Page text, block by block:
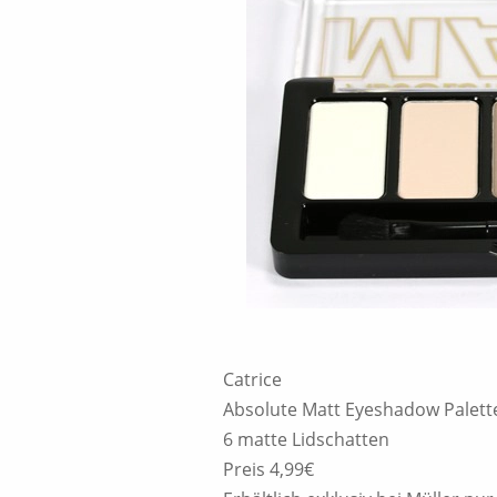
Catrice
Absolute Matt Eyeshadow
6 matte Lidschatten
Preis 4,99€